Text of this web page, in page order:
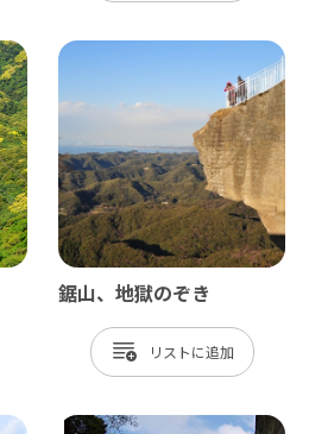
鋸山、地獄のぞき
リスト